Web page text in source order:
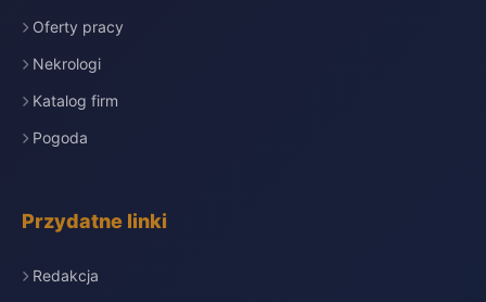
Oferty pracy
Nekrologi
Katalog firm
Pogoda
Przydatne linki
Redakcja